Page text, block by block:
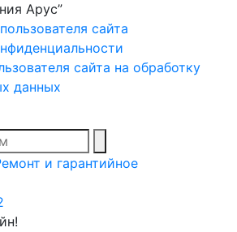
Арус”
сайта
сайта на обработку
данных
и гарантийное